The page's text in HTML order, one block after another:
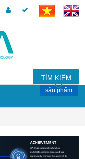
TÌM KIẾM
sản phẩm